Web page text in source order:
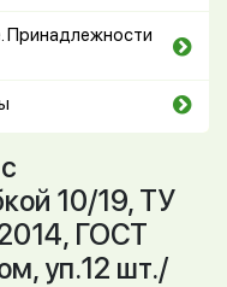
Принадлежности
10/19, ТУ
ГОСТ
уп.12 шт./